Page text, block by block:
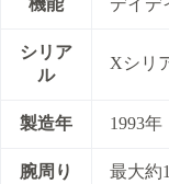
機能 デイデ
シリア
ル
Xシリ
製造年 1993年
腕周り 最大約